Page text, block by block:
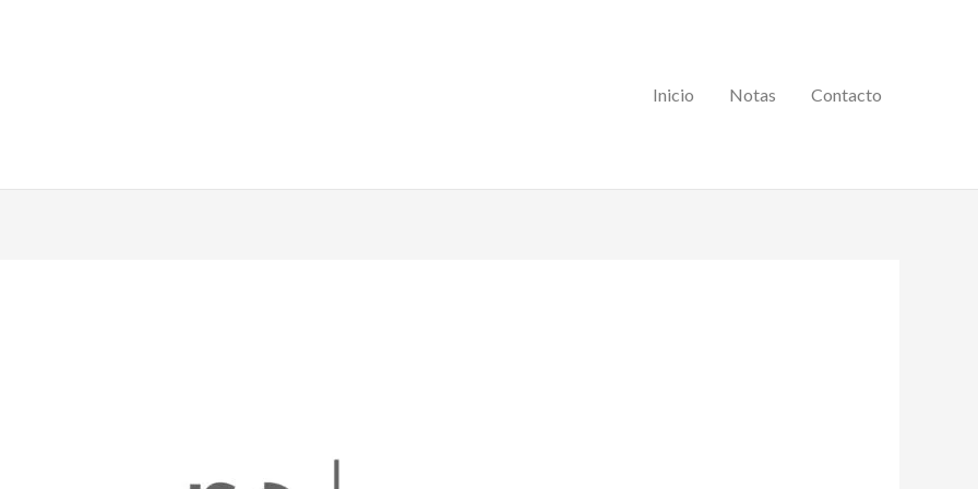
Inicio Notas Contacto